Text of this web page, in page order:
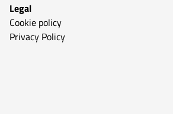
Legal
Cookie policy
Privacy Policy